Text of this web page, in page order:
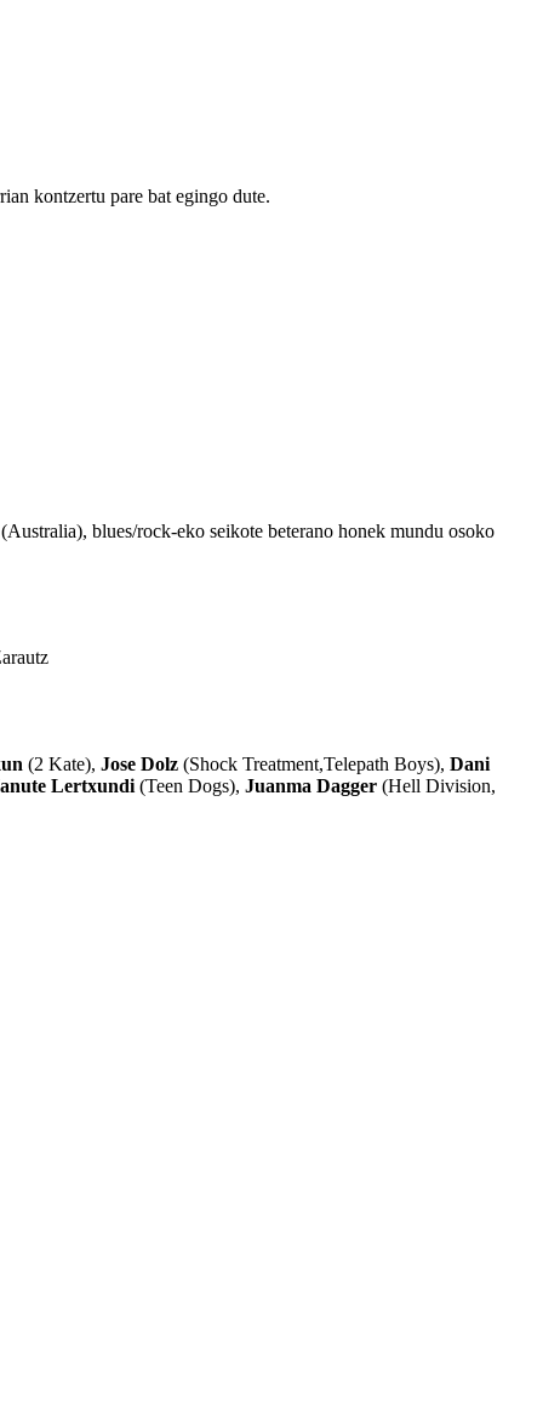
kontzertu pare bat egingo dute.
blues/rock-eko seikote beterano honek mundu osoko
(2 Kate), Jose Dolz (Shock Treatment,Telepath Boys), Dani
Lertxundi (Teen Dogs), Juanma Dagger (Hell Division,